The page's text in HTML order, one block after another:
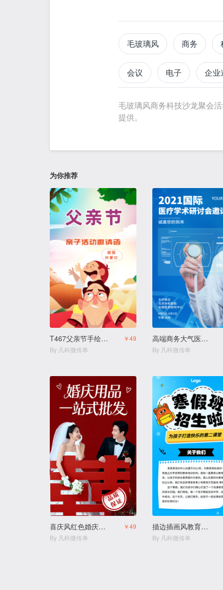
毛玻璃风 商务
会议 电子 企业
手机模拟 微信模拟
毛玻璃风商务科技沙龙聚会
提供。
为你推荐
T467父亲节手绘卡通亲子活动邀请函
￥49
By 凡科微传单
高端商务大气医疗专家论坛讲座答谢会活动邀请函
By 凡科微传单
喜庆风红色婚庆用品结婚用品店
￥49
By 凡科微传单
描边插画风教育培训幼小衔接寒假班拼团生宣传
By 凡科微传单